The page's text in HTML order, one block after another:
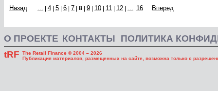
Назад ... 4 5 6 7 8 9 10 11 12 ... 16 Вперед
О ПРОЕКТЕ КОНТАКТЫ ПОЛИТИКА
The Retail Finance © 2004 – 2026
Публикация материалов, размещенных на сайте, возможна только с
tRF